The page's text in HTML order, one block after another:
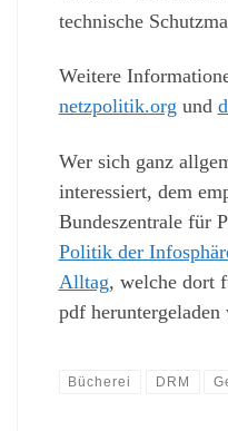
technische
Weitere
netzpolitik.org und
Wer sich ganz
interessiert, dem
Bundeszentrale für
Politik der
Alltag, welche dort
pdf heruntergeladen
Bücherei DRM